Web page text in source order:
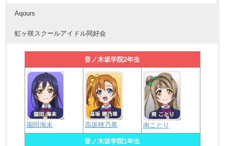
Aqours
虹ヶ咲スクールアイドル同好会
音ノ木坂学院2年生
園田海未 高坂穂乃果 南ことり
音ノ木坂学院1年生